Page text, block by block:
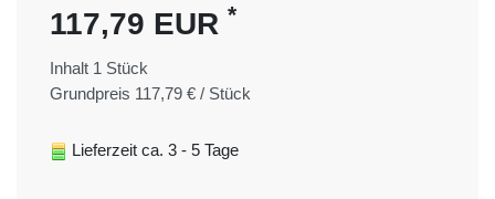
117,79 EUR *
Inhalt 1 Stück
Grundpreis 117,79 € / Stück
Lieferzeit ca. 3 - 5 Tage